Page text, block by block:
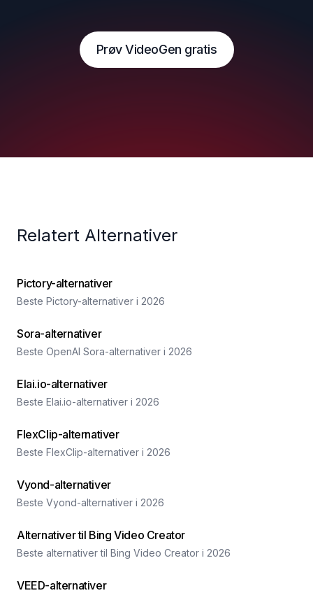
Prøv VideoGen gratis
Relatert Alternativer
Pictory-alternativer
Beste Pictory-alternativer i 2026
Sora-alternativer
Beste OpenAI Sora-alternativer i 2026
Elai.io-alternativer
Beste Elai.io-alternativer i 2026
FlexClip-alternativer
Beste FlexClip-alternativer i 2026
Vyond-alternativer
Beste Vyond-alternativer i 2026
Alternativer til Bing Video Creator
Beste alternativer til Bing Video Creator i 2026
VEED-alternativer